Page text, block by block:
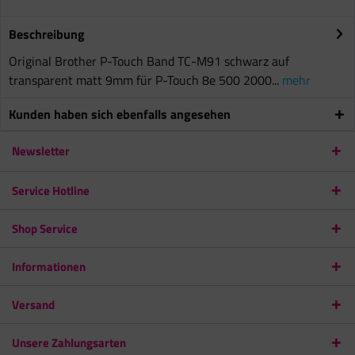
Beschreibung
Original Brother P-Touch Band TC-M91 schwarz auf
transparent matt 9mm für P-Touch 8e 500 2000... mehr
Kunden haben sich ebenfalls angesehen
Newsletter
Service Hotline
Shop Service
Informationen
Versand
Unsere Zahlungsarten